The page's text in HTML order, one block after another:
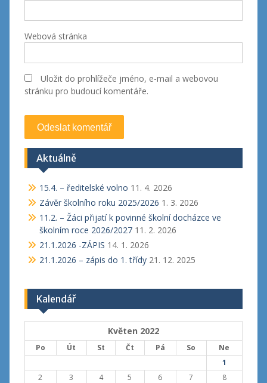
Webová stránka
Uložit do prohlížeče jméno, e-mail a webovou
stránku pro budoucí komentáře.
Aktuálně
15.4. – ředitelské volno 11. 4. 2026
Závěr školního roku 2025/2026 1. 3. 2026
11.2. – Žáci přijatí k povinné školní docházce ve
školním roce 2026/2027 11. 2. 2026
21.1.2026 -ZÁPIS 14. 1. 2026
21.1.2026 – zápis do 1. třídy 21. 12. 2025
Kalendář
Květen 2022
Po Út St Čt Pá So
Ne
1
2
3 4 5 6 7
8